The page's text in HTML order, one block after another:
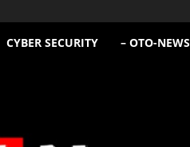
CYBER SECURITY – OTO-NEWS